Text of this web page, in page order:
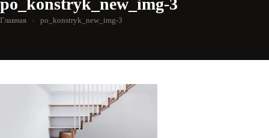
po_konstryk_new_img-3
Главная › po_konstryk_new_img-3